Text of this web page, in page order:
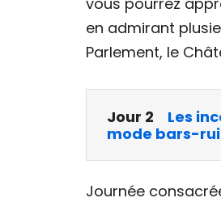
en admirant
Parlement, le
Jour 2
Les
mode bars-
Journée